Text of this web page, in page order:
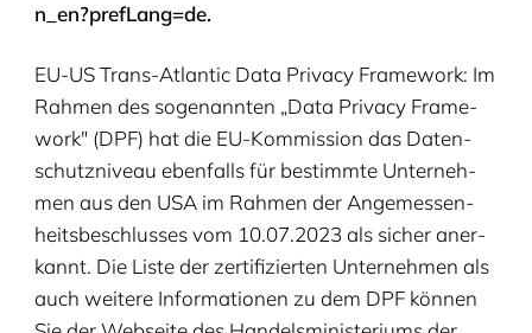
n​_​e​n​?​p​r​e​f​L​a​ng=de.
EU-USTrans-Atlan­tic Data Pri­va­cy Frame­work: Im
Rah­men des soge­nann­ten „Data Pri­va­cy Frame­
work" (DPF) hat die EU-Kom­mis­si­on das Daten­
schutz­ni­veau eben­falls für bestimm­te Unter­neh­
men aus den USAim Rah­men der Ange­mes­sen­
heits­be­schlus­ses vom 10.07.2023 als sicher aner­
kannt. Die Lis­te der zer­ti­fi­zier­ten Unter­neh­men als
auch wei­te­re Infor­ma­tio­nen zu dem DPFkön­nen